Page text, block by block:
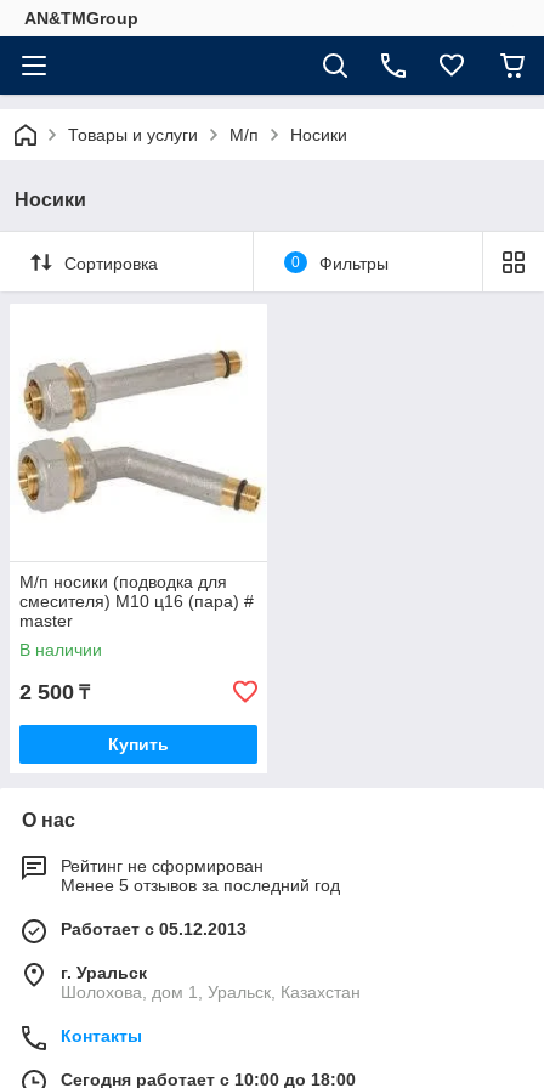
AN&TMGroup
Товары и услуги М/п Носики
Носики
Сортировка 0 Фильтры
М/п носики (подводка для
смесителя) M10 ц16 (пара) #
master
В наличии
2 500 ₸
Купить
О нас
Рейтинг не сформирован
Менее 5 отзывов за последний год
Работает с 05.12.2013
г. Уральск
Шолохова, дом 1, Уральск, Казахстан
Контакты
Сегодня работает с 10:00 до 18:00